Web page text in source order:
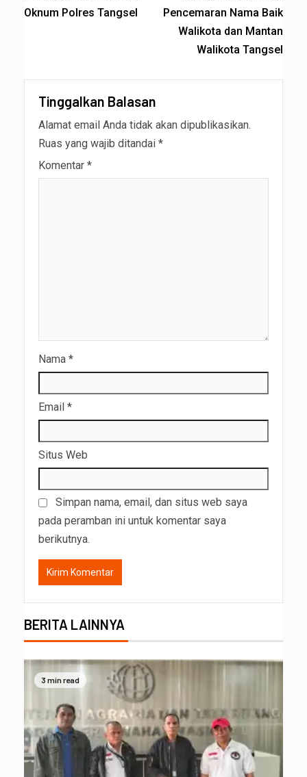
Oknum Polres Tangsel
Pencemaran Nama Baik
Walikota dan Mantan
Walikota Tangsel
Tinggalkan Balasan
Alamat email Anda tidak akan dipublikasikan.
Ruas yang wajib ditandai *
Komentar *
Nama *
Email *
Situs Web
Simpan nama, email, dan situs web saya
pada peramban ini untuk komentar saya
berikutnya.
BERITA LAINNYA
3 min read